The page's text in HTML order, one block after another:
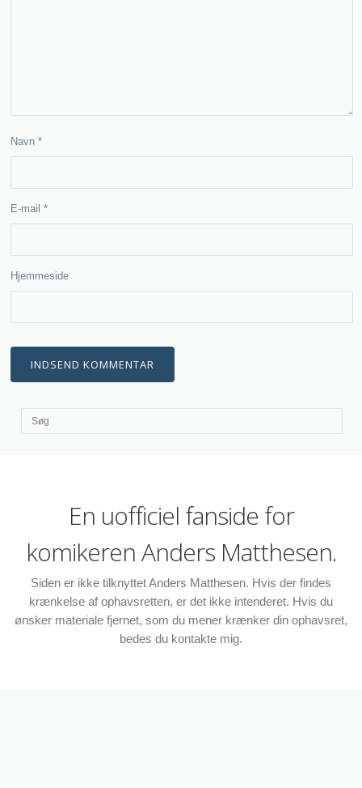
Navn*
E-mail*
Hjemmeside
En uofficiel fanside for
komikeren Anders Matthesen.
Siden er ikke tilknyttet Anders Matthesen. Hvis der findes
krænkelse af ophavsretten, er det ikke intenderet. Hvis du
ønsker materiale fjernet, som du mener krænker din ophavsret,
bedes du kontakte mig.